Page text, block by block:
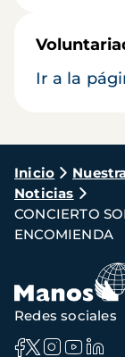
Ir a la
Ruta
de
Inicio
Noticias
CONCIERTO
ENCOMIENDA
Redes sociales